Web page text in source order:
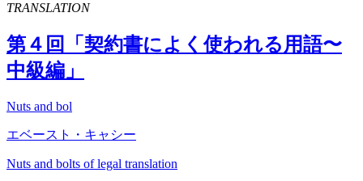
TRANSLATION
第４回「契約書によく使われる用語〜
中級編」
Nuts and bol
エベースト・キャシー
Nuts and bolts of legal translation